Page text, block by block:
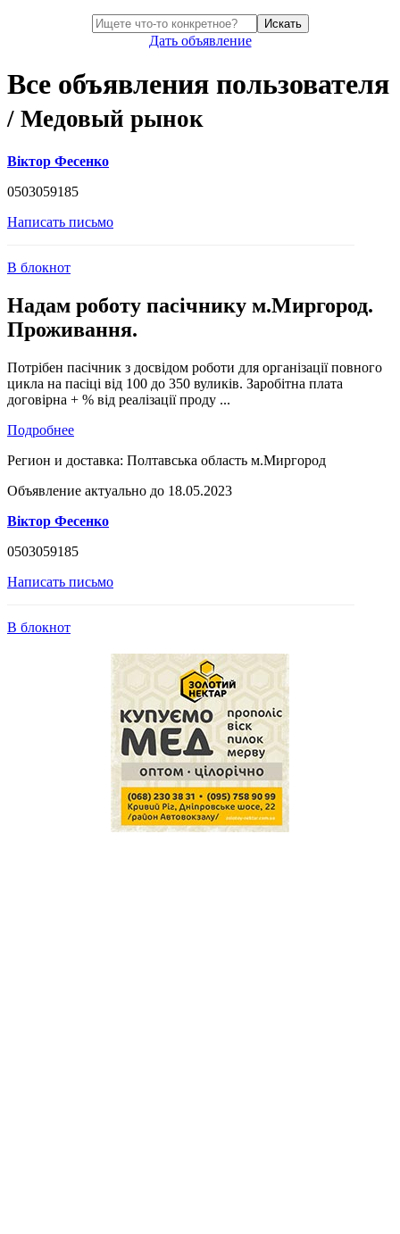
Искать
Дать объявление
Все объявления пользователя
/ Медовый рынок
Віктор Фесенко
0503059185
Написать письмо
В блокнот
Надам роботу пасічнику м.Миргород.
Проживання.
Потрібен пасічник з досвідом роботи для організації повного
цикла на пасіці від 100 до 350 вуликів. Заробітна плата
договірна + % від реалізації проду ...
Подробнее
Регион и доставка: Полтавська область м.Миргород
Объявление актуально до 18.05.2023
Віктор Фесенко
0503059185
Написать письмо
В блокнот